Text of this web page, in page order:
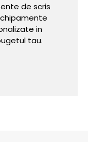
de scris
in
tau.